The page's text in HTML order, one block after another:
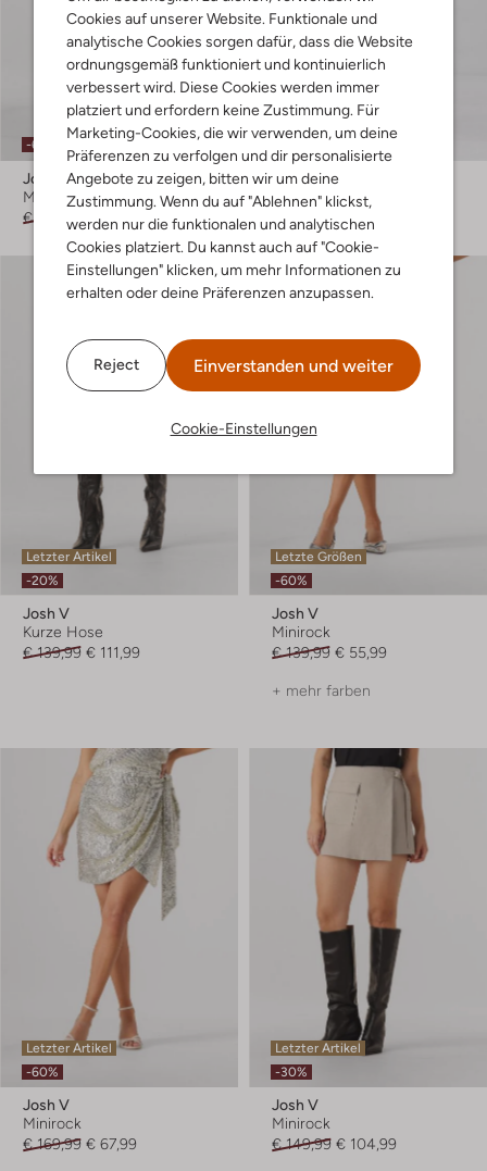
Cookies auf unserer Website. Funktionale und
analytische Cookies sorgen dafür, dass die Website
ordnungsgemäß funktioniert und kontinuierlich
verbessert wird. Diese Cookies werden immer
platziert und erfordern keine Zustimmung. Für
Marketing-Cookies, die wir verwenden, um deine
Präferenzen zu verfolgen und dir personalisierte
Angebote zu zeigen, bitten wir um deine
Zustimmung. Wenn du auf "Ablehnen" klickst,
werden nur die funktionalen und analytischen
Cookies platziert. Du kannst auch auf "Cookie-
Einstellungen" klicken, um mehr Informationen zu
erhalten oder deine Präferenzen anzupassen.
Reject Einverstanden und weiter
Cookie-Einstellungen
-60%
Josh V
Minirock
€ 159,99
€ 63,99
Letzter Artikel
Josh V
Minirock
€ 149,99
Letzter Artikel
-20%
Josh V
Kurze Hose
€ 139,99 € 111,99
Letzte Größen
-60%
Josh V
Minirock
€ 139,99 € 55,99
+ mehr farben
Letzter Artikel
-60%
Josh V
Minirock
€ 169,99 € 67,99
Letzter Artikel
-30%
Josh V
Minirock
€ 149,99 € 104,99